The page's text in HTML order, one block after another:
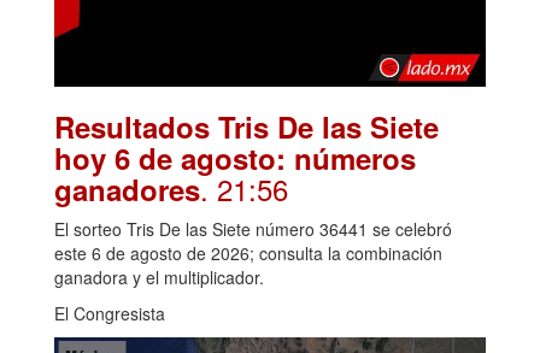
Resultados Tris De las Siete
hoy 6 de agosto: números
ganadores. 21:56
El sorteo Tris De las Siete número 36441 se celebró
este 6 de agosto de 2026; consulta la combinación
ganadora y el multiplicador.
El Congresista